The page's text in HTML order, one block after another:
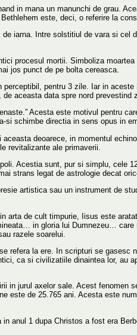
in mana un manunchi de grau.
este, deci, o referire la
iarna. Intre solstitiul de vara si
procesul mortii. Simboliza
jos punct de pe bolta cereasca.
pentru 3 zile. Iar in
aceasta data spre nord prevestind
Acesta este motivul pentru
schimbe directia in sens opus in
deoarece, in momentul
revitalizante ale primaverii.
Acestia sunt, pur si simplu, cele
strans legat de astrologie decat
artistica sau un instrument de
de cult timpurie, Iisus este
in gloria lui Dumnezeu…
razele soarelui.
refera la ere. In scripturi se gasesc
ca si civilizatiile dinaintea lor, au
jurul axelor sale. Acest fenomen
este de 25.765 ani. Acesta este
anul 1 dupa Christos a fost era